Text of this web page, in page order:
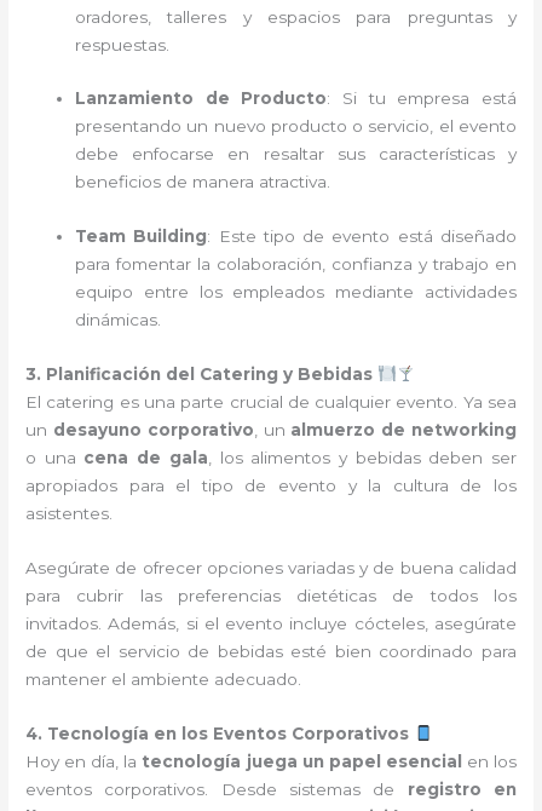
oradores, talleres y espacios para preguntas y
respuestas.
Lanzamiento de Producto: Si tu empresa está
presentando un nuevo producto o servicio, el evento
debe enfocarse en resaltar sus características y
beneficios de manera atractiva.
Team Building: Este tipo de evento está diseñado
para fomentar la colaboración, confianza y trabajo en
equipo entre los empleados mediante actividades
dinámicas.
3. Planificación del Catering y Bebidas
El catering es una parte crucial de cualquier evento. Ya sea
un desayuno corporativo , un almuerzo de networking
o una cena de gala , los alimentos y bebidas deben ser
apropiados para el tipo de evento y la cultura de los
asistentes.
Asegúrate de ofrecer opciones variadas y de buena calidad
para cubrir las preferencias dietéticas de todos los
invitados. Además, si el evento incluye cócteles, asegúrate
de que el servicio de bebidas esté bien coordinado para
mantener el ambiente adecuado.
4. Tecnología en los Eventos Corporativos
Hoy en día, la tecnología juega un papel esencial
en los
eventos corporativos. Desde sistemas de registro en